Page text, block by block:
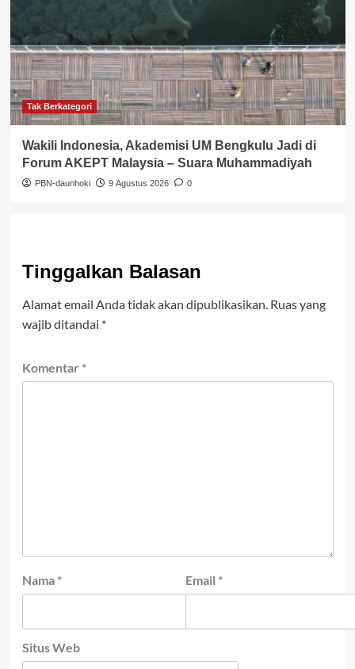
Tak Berkategori
Wakili Indonesia, Akademisi UM Bengkulu Jadi di
Forum AKEPT Malaysia – Suara Muhammadiyah
PBN-daunhoki 9 Agustus 2026 0
Tinggalkan Balasan
Alamat email Anda tidak akan dipublikasikan. Ruas yang
wajib ditandai *
Komentar *
Nama * Email *
Situs Web